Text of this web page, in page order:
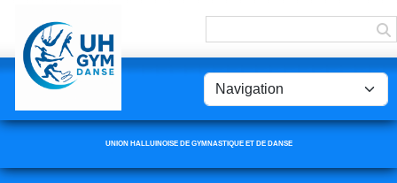
UNION HALLUINOISE DE GYMNASTIQUE ET DE DANSE